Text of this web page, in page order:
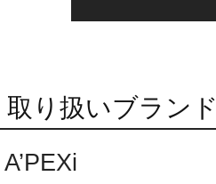
取り扱いブランド
A’PEXi